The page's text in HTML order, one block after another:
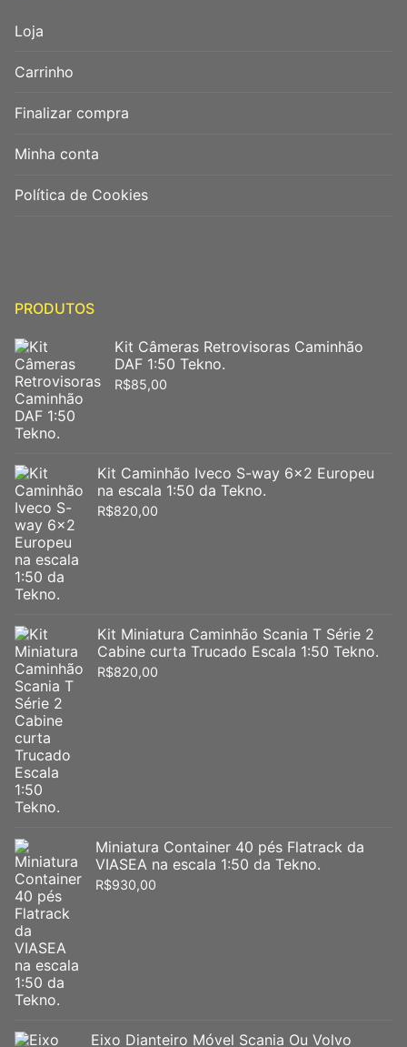
Loja
Carrinho
Finalizar compra
Minha conta
Política de Cookies
PRODUTOS
Kit Câmeras Retrovisoras Caminhão
DAF 1:50 Tekno.
R$85,00
Kit Caminhão Iveco S-way 6x2 Europeu
na escala 1:50 da Tekno.
R$820,00
Kit Miniatura Caminhão Scania T Série 2
Cabine curta Trucado Escala 1:50 Tekno.
R$820,00
Miniatura Container 40 pés Flatrack da
VIASEA na escala 1:50 da Tekno.
R$930,00
Eixo Dianteiro Móvel Scania Ou Volvo